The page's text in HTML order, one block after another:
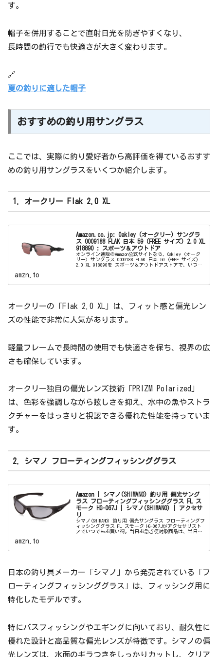
す。
帽子を併用することで直射日光を防ぎやすくなり、
長時間の釣行でも快適さが大きく変わります。
🔗
夏の釣りに適した帽子
おすすめの釣り用サングラス
ここでは、実際に釣り愛好者から高評価を得ているおすす
めの釣り用サングラスをいくつか紹介します。
1. オークリー Flak 2.0 XL
Amazon.co.jp: Oakley (オークリー) サングラ
ス 0OO9188 FLAK 日本 59 (FREE サイズ) 2.0 XL
918890 : スポーツ＆アウトドア
オンライン通販のAmazon公式サイトなら、Oakley (オーク
リー) サングラス 0OO9188 FLAK 日本 59 (FREE サイズ)
2.0 XL 918890を スポーツ＆アウトドアストアで、いつで
amzn.to
オークリーの「Flak 2.0 XL」は、フィット感と偏光レン
ズの性能で非常に人気があります。
軽量フレームで長時間の使用でも快適さを保ち、視界の広
さも確保しています。
オークリー独自の偏光レンズ技術「PRIZM Polarized」
は、色彩を強調しながら眩しさを抑え、水中の魚やストラ
クチャーをはっきりと視認できる優れた性能を持っていま
す。
2. シマノ フローティングフィッシンググラス
Amazon | シマノ(SHIMANO) 釣り用 偏光サング
ラス フローティングフィッシンググラス FL ス
モーク HG-067J | シマノ(SHIMANO) | アクセサ
リ
シマノ(SHIMANO) 釣り用 偏光サングラス フローティングフ
ィッシンググラス FL スモーク HG-067Jがアクセサリスト
アでいつでもお買い得。当日お急ぎ便対象商品は、当日お
amzn.to
日本の釣り具メーカー「シマノ」から発売されている「フ
ローティングフィッシンググラス」は、フィッシング用に
特化したモデルです。
特にバスフィッシングやエギングに向いており、耐久性に
優れた設計と高品質な偏光レンズが特徴です。シマノの偏
光レンズは、水面のギラつきをしっかりカットし、クリア